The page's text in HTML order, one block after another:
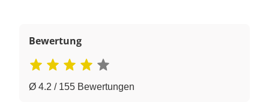
Bewertung
Ø 4.2 / 155 Bewertungen